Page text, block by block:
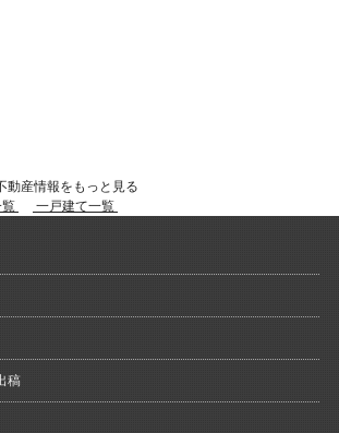
動産情報をもっと見る
覧 一戸建て一覧
稿